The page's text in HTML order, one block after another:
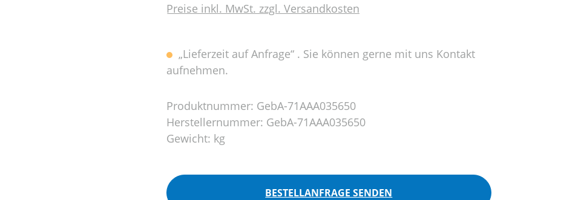
Preise inkl. MwSt. zzgl. Versandkosten
„Lieferzeit auf Anfrage“ . Sie können gerne mit uns Kontakt
aufnehmen.
Produktnummer: GebA-71AAA035650
Herstellernummer: GebA-71AAA035650
Gewicht: kg
BESTELLANFRAGE SENDEN